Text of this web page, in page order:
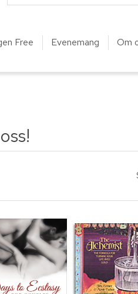
Free Evenemang Om